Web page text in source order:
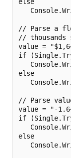
// Parse a
// thousands
value =
if
else
// Parse
value = "-
if
else